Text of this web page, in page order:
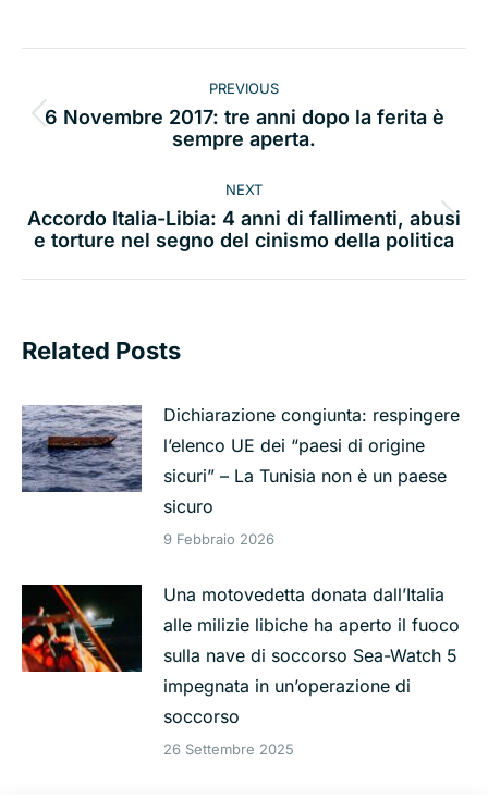
navigation PREVIOUS
Previous
post:
6 Novembre 2017: tre anni dopo la ferita è
sempre aperta.
NEXT
Next
Accordo Italia-Libia: 4 anni di fallimenti, abusi
e torture nel segno del cinismo della politica
Related Posts
Dichiarazione congiunta: respingere
l’elenco UE dei “paesi di origine
sicuri” – La Tunisia non è un paese
sicuro
9 Febbraio 2026
Una motovedetta donata dall’Italia
alle milizie libiche ha aperto il fuoco
sulla nave di soccorso Sea-Watch 5
impegnata in un’operazione di
soccorso
26 Settembre 2025